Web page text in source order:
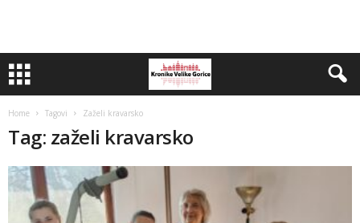
Home Tagovi Zaželi kravarsko
Tag: zaželi kravarsko